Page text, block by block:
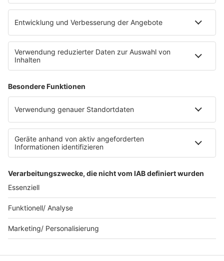
Sonos
Service
FAQs
Kontakt
Datenschutz
Datenschutz Facebook & Instagram-Fanpage
Datenschutzeinstellungen
Allgemeine Teilnahmebedingungen
Werbung schalten
80s80s.de
© 90s90s - EINE MARKE DER REGIOCAST GMBH & Co. KG.